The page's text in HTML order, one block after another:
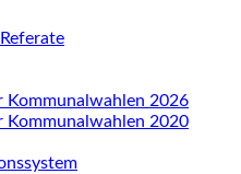
Kommunalwahlen 2026
Kommunalwahlen 2020